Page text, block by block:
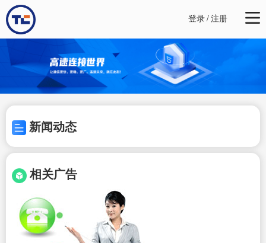
登录/注册
新闻动态
相关广告